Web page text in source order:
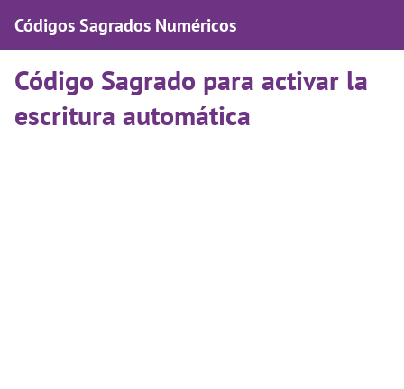
Códigos Sagrados Numéricos
Código Sagrado para activar la
escritura automática